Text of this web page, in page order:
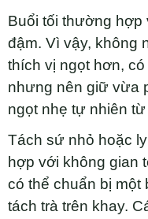
Buổi tối thường hợp
đậm. Vì vậy, không
thích vị ngọt hơn,
nhưng nên giữ vừa
ngọt nhẹ tự nhiên
Tách sứ nhỏ hoặc
hợp với không gian
có thể chuẩn bị
tách trà trên khay.